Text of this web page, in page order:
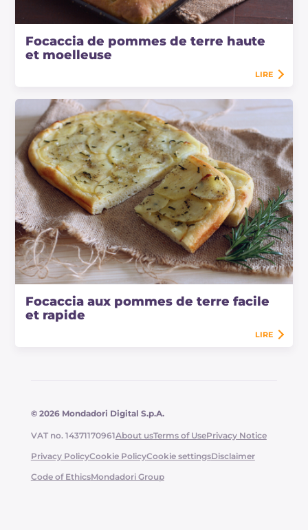
Focaccia de pommes de terre haute
et moelleuse
LIRE
Focaccia aux pommes de terre facile
et rapide
LIRE
© 2026 Mondadori Digital S.p.A.
VAT no. 14371170961About usTerms of UsePrivacy Notice
Privacy PolicyCookie PolicyCookie settingsDisclaimer
Code of EthicsMondadori Group